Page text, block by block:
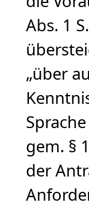
Abs. 1
„über
gem. §
der